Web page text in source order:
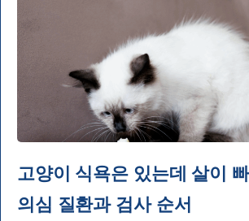
고양이 식욕은 있는데 살이
의심 질환과 검사 순서